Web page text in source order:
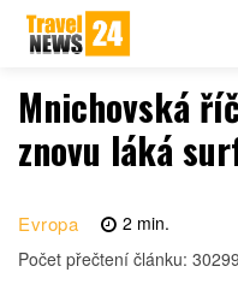
Mnichovská
znovu láká
Evropa 2 min.
Počet přečtení článku: 30299